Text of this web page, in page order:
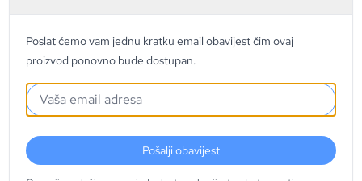
Poslat ćemo vam jednu kratku email obavijest čim ovaj
proizvod ponovno bude dostupan.
Pošalji obavijest